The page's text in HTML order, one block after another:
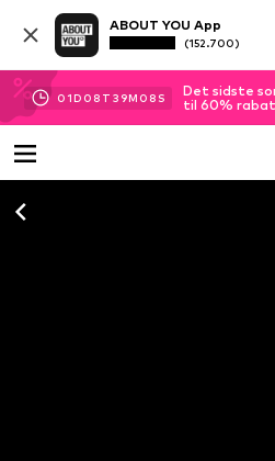
ABOUT YOU App
(152.700)
01D 08 T 39M 08 S
Det sidste
til 60% rabat